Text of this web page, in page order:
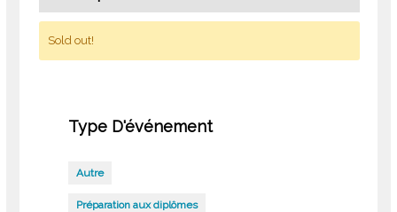
Sold out!
Type D'événement
Autre
Préparation aux diplômes